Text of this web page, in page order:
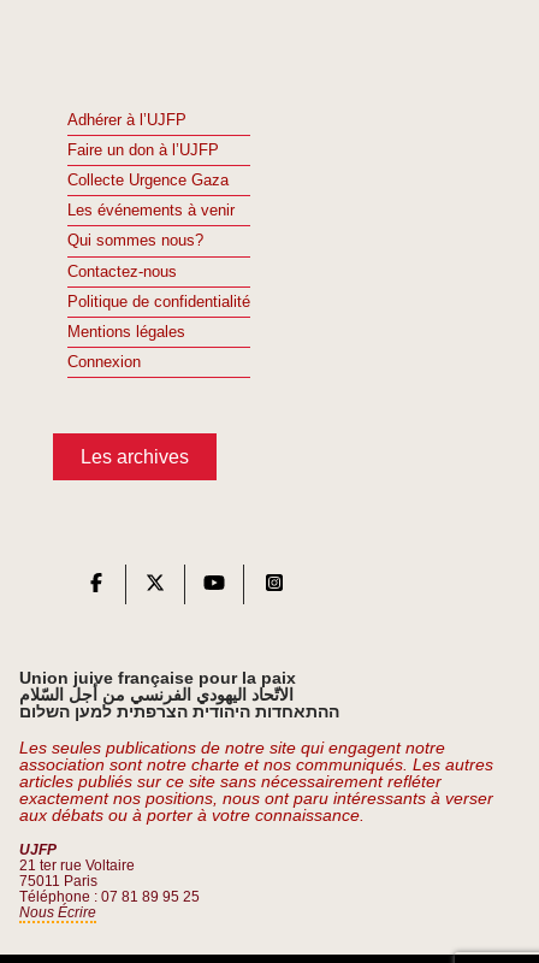
Adhérer à l’UJFP
Faire un don à l’UJFP
Collecte Urgence Gaza
Les événements à venir
Qui sommes nous?
Contactez-nous
Politique de confidentialité
Mentions légales
Connexion
Les archives
Union juive française pour la paix
الاتّحاد اليهودي الفرنسي من أجل السّلام
ההתאחדות היהודית הצרפתית למען השלום
Les seules publications de notre site qui engagent notre
association sont notre charte et nos communiqués. Les autres
articles publiés sur ce site sans nécessairement refléter
exactement nos positions, nous ont paru intéressants à verser
aux débats ou à porter à votre connaissance.
UJFP
21 ter rue Voltaire
75011 Paris
Téléphone : 07 81 89 95 25
Nous Écrire